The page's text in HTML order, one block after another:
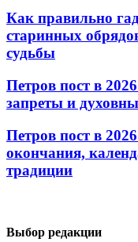
Как правильно
старинных
судьбы
Петров пост в
запреты и
Петров пост в
окончания,
традиции
Выбор редакции